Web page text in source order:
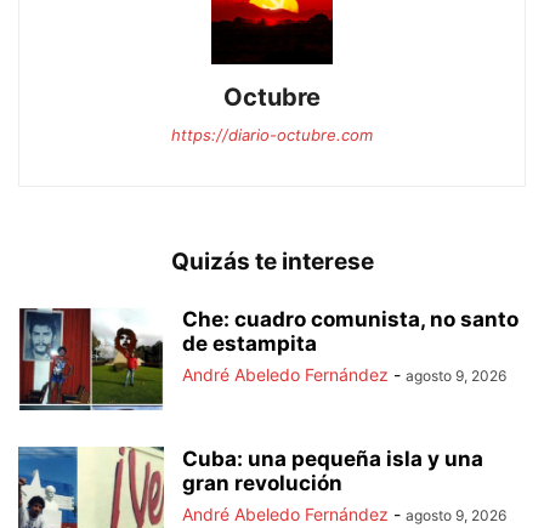
Octubre
https://diario-octubre.com
Quizás te interese
Che: cuadro comunista, no santo
de estampita
André Abeledo Fernández - agosto 9, 2026
Cuba: una pequeña isla y una
gran revolución
André Abeledo Fernández - agosto 9, 2026